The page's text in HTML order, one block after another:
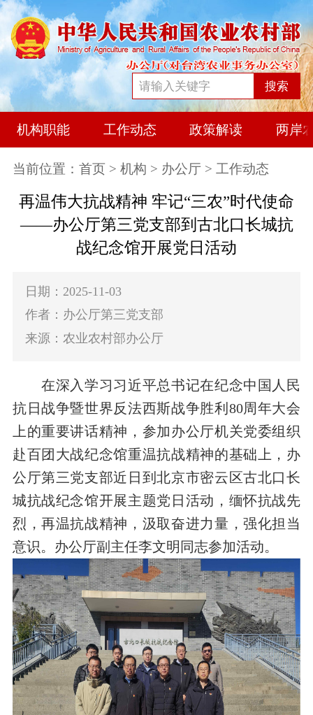
搜索
机构职能 工作动态 政策解读 两岸
当前位置： 首页 > 机构 > 办公厅> 工作动态
再温伟大抗战精神 牢记“三农”时代使命
——办公厅第三党支部到古北口长城抗
战纪念馆开展党日活动
日期：2025-11-03
作者：办公厅第三党支部
来源：农业农村部办公厅
在深入学习习近平总书记在纪念中国人民
抗日战争暨世界反法西斯战争胜利80周年大会
上的重要讲话精神，参加办公厅机关党委组织
赴百团大战纪念馆重温抗战精神的基础上，办
公厅第三党支部近日到北京市密云区古北口长
城抗战纪念馆开展主题党日活动，缅怀抗战先
烈，再温抗战精神，汲取奋进力量，强化担当
意识。办公厅副主任李文明同志参加活动。